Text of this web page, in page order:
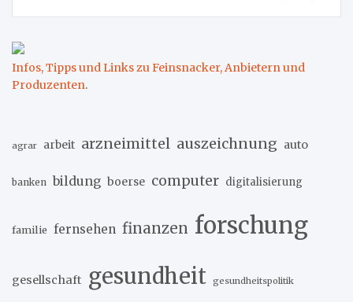
Infos, Tipps und Links zu Feinsnacker, Anbietern und
Produzenten.
agrar arbeit arzneimittel auszeichnung auto
banken bildung boerse computer digitalisierung
familie fernsehen finanzen forschung
gesellschaft gesundheit gesundheitspolitik